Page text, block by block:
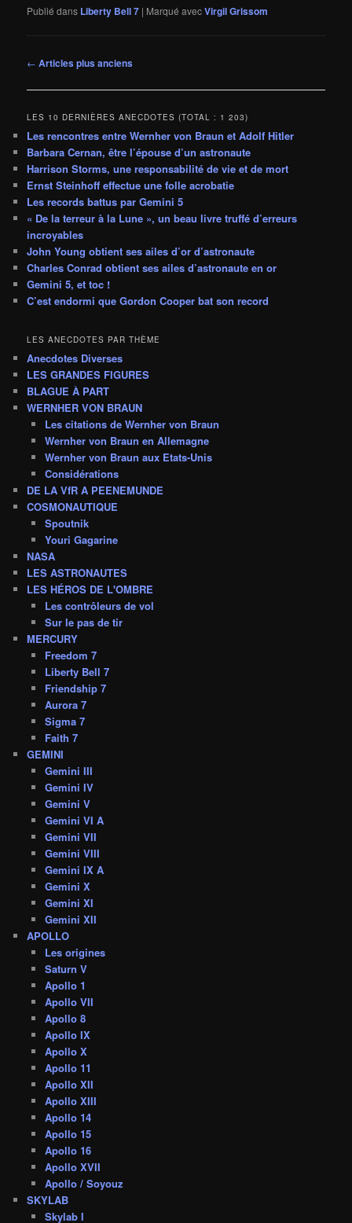
Publié dans Liberty Bell 7 | Marqué avecVirgil Grissom
Navigation
articles
← Articles plus anciens
LES 10 DERNIÈRES ANECDOTES (TOTAL : 1 203)
Les rencontres entre Wernher von Braun et Adolf Hitler
Barbara Cernan, être l’épouse d’un astronaute
Harrison Storms, une responsabilité de vie et de mort
Ernst Steinhoff effectue une folle acrobatie
Les records battus par Gemini 5
« De la terreur à la Lune », un beau livre truffé d’erreurs
incroyables
John Young obtient ses ailes d’or d’astronaute
Charles Conrad obtient ses ailes d’astronaute en or
Gemini 5, et toc !
C’est endormi que Gordon Cooper bat son record
LES ANECDOTES PAR THÈME
Anecdotes Diverses
LES GRANDES FIGURES
BLAGUE À PART
WERNHER VON BRAUN
Les citations de Wernher von Braun
Wernher von Braun en Allemagne
Wernher von Braun aux Etats-Unis
Considérations
DE LA VfR A PEENEMUNDE
COSMONAUTIQUE
Spoutnik
Youri Gagarine
NASA
LES ASTRONAUTES
LES HÉROS DE L'OMBRE
Les contrôleurs de vol
Sur le pas de tir
MERCURY
Freedom 7
Liberty Bell 7
Friendship 7
Aurora 7
Sigma 7
Faith 7
GEMINI
Gemini III
Gemini IV
Gemini V
Gemini VI A
Gemini VII
Gemini VIII
Gemini IX A
Gemini X
Gemini XI
Gemini XII
APOLLO
Les origines
Saturn V
Apollo 1
Apollo VII
Apollo 8
Apollo IX
Apollo X
Apollo 11
Apollo XII
Apollo XIII
Apollo 14
Apollo 15
Apollo 16
Apollo XVII
Apollo / Soyouz
SKYLAB
Skylab I